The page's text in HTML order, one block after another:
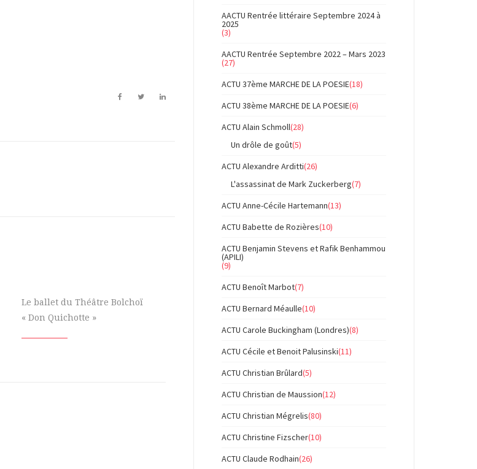
Le ballet du Théâtre Bolchoï
« Don Quichotte »
AACTU Rentrée littéraire Septembre 2024 à
2025
(3)
AACTU Rentrée Septembre 2022 – Mars 2023
(27)
ACTU 37ème MARCHE DE LA POESIE(18)
ACTU 38ème MARCHE DE LA POESIE(6)
ACTU Alain Schmoll(28)
Un drôle de goût(5)
ACTU Alexandre Arditti(26)
L'assassinat de Mark Zuckerberg(7)
ACTU Anne-Cécile Hartemann(13)
ACTU Babette de Rozières(10)
ACTU Benjamin Stevens et Rafik Benhammou
(APILI)
(9)
ACTU Benoît Marbot(7)
ACTU Bernard Méaulle(10)
ACTU Carole Buckingham (Londres)(8)
ACTU Cécile et Benoit Palusinski(11)
ACTU Christian Brûlard(5)
ACTU Christian de Maussion(12)
ACTU Christian Mégrelis(80)
ACTU Christine Fizscher(10)
ACTU Claude Rodhain(26)